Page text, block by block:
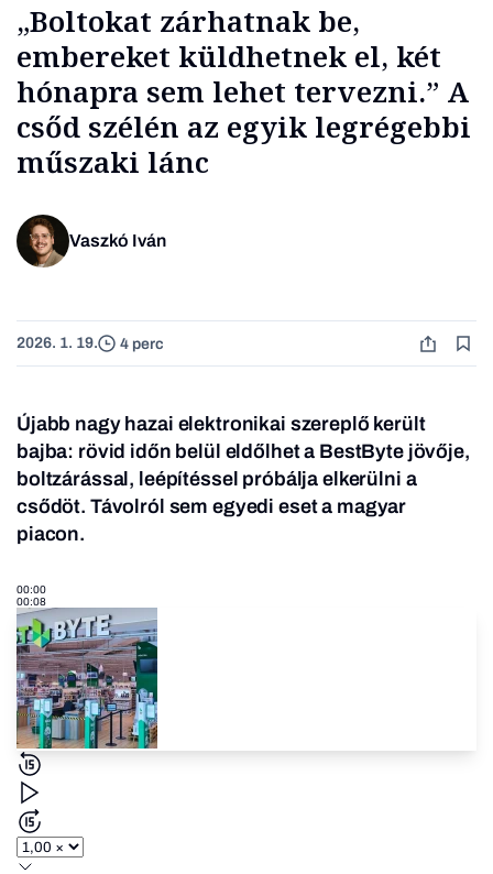
„Boltokat zárhatnak be,
embereket küldhetnek el, két
hónapra sem lehet tervezni.” A
csőd szélén az egyik legrégebbi
műszaki lánc
Vaszkó Iván
2026. 1. 19. 4 perc
Újabb nagy hazai elektronikai szereplő került
bajba: rövid időn belül eldőlhet a BestByte jövője,
boltzárással, leépítéssel próbálja elkerülni a
csődöt. Távolról sem egyedi eset a magyar
piacon.
00:00
00:08